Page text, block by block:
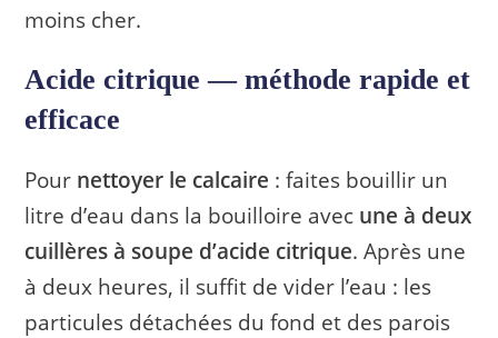
moins cher.
Acide citrique — méthode rapide et
efficace
Pour nettoyer le calcaire : faites bouillir un
litre d’eau dans la bouilloire avec une à deux
cuillères à soupe d’acide citrique. Après une
à deux heures, il suffit de vider l’eau : les
particules détachées du fond et des parois